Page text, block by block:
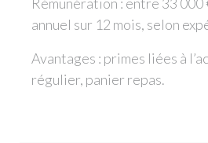
annuel sur 12 mois, selon
Avantages : primes liées à
régulier, panier repas.